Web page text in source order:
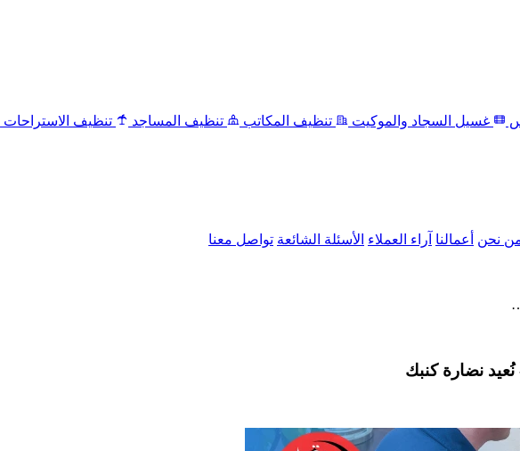
غسيل السجاد والموكيت تنظيف المكاتب تنظيف المساجد تنظيف الاستراحات
نحن أعمالنا آراء العملاء الأسئلة الشائعة تواصل معنا